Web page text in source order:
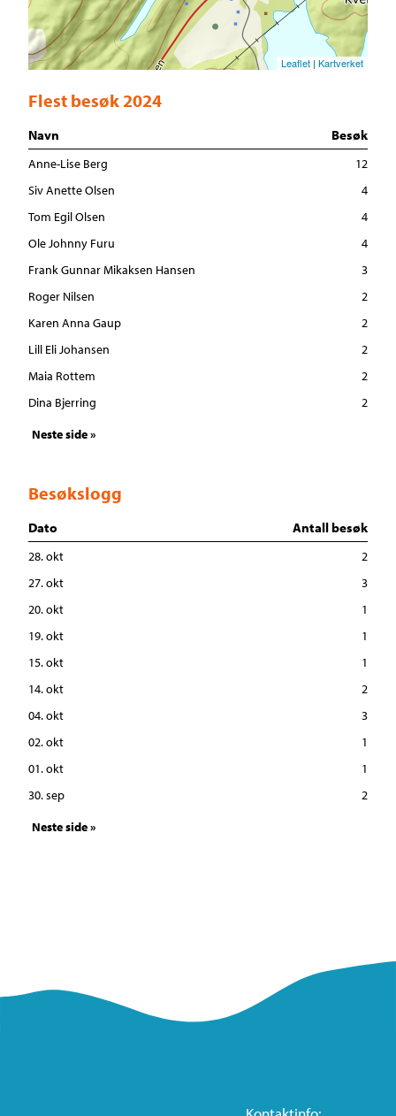
Leaflet | Kartverket
Flest besøk 2024
Navn Besøk
Anne-Lise Berg
12
Siv Anette Olsen
4
Tom Egil Olsen
4
Ole Johnny Furu
4
Frank Gunnar Mikaksen Hansen
3
Roger Nilsen
2
Karen Anna Gaup
2
Lill Eli Johansen
2
Maia Rottem
2
Dina Bjerring
2
Neste side »
Besøkslogg
Dato Antall besøk
28. okt
2
27. okt
3
20. okt
1
19. okt
1
15. okt
1
14. okt
2
04. okt
3
02. okt
1
01. okt
1
30. sep
2
Neste side »